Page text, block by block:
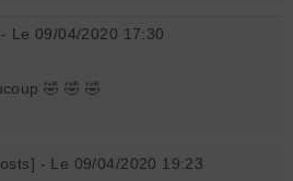
Le 09/04/2020 17:30
🤣 🤣 🤣
- Le 09/04/2020 19:23